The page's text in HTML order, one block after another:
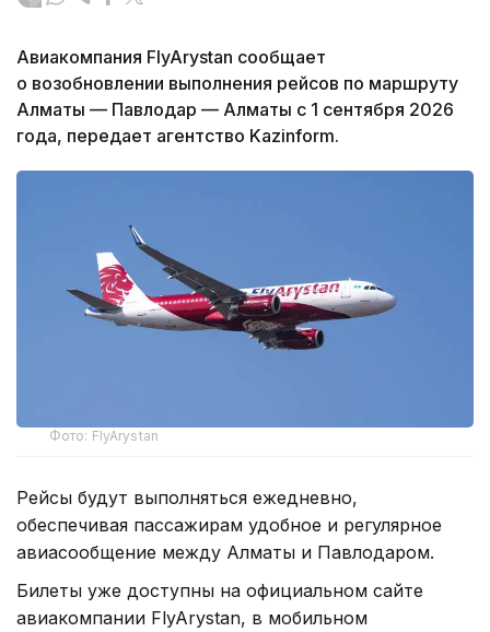
Авиакомпания FlyArystan сообщает
о возобновлении выполнения рейсов по маршруту
Алматы — Павлодар — Алматы с 1 сентября 2026
года, передает агентство Kazinform.
Фото: FlyArystan
Рейсы будут выполняться ежедневно,
обеспечивая пассажирам удобное и регулярное
авиасообщение между Алматы и Павлодаром.
Билеты уже доступны на официальном сайте
авиакомпании FlyArystan, в мобильном